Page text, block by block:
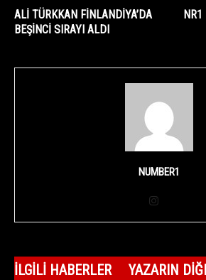
ALİ TÜRKKAN FİNLANDİYA’DA
BEŞİNCİ SIRAYI ALDI
NR1
NUMBER1
İLGILI HABERLER YAZARIN